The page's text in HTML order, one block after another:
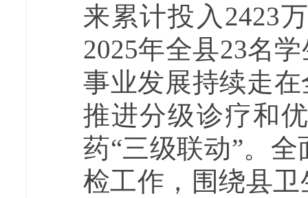
来累计投入2423
2025年全县23名
事业发展持续走
推进分级诊疗和
药“三级联动”。
检工作，围绕县